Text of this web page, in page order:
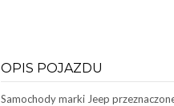
OPIS POJAZDU
Samochody marki Jeep